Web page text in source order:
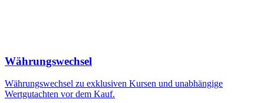
Währungswechsel
Währungswechsel zu exklusiven Kursen und unabhängige
Wertgutachten vor dem Kauf.